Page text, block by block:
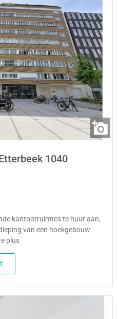
1040
kantoorruimtes te huur aan,
van een hoekgebouw
plus